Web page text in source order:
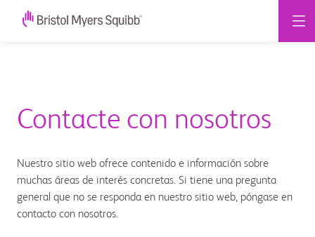
Contacte con nosotros
Nuestro sitio web ofrece contenido e información sobre
muchas áreas de interés concretas. Si tiene una pregunta
general que no se responda en nuestro sitio web, póngase en
contacto con nosotros.